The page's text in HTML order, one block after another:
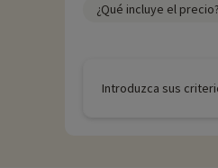
¿Qué incluye el precio?
Introduzca sus